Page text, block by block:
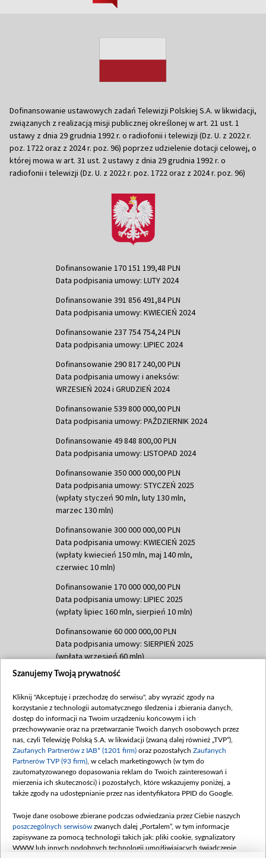
Dofinansowanie ustawowych zadań Telewizji Polskiej S.A. w likwidacji,
związanych z realizacją misji publicznej określonej w art. 21 ust. 1
ustawy z dnia 29 grudnia 1992 r. o radiofonii i telewizji (Dz. U. z 2022 r.
poz. 1722 oraz z 2024 r. poz. 96) poprzez udzielenie dotacji celowej, o
której mowa w art. 31 ust. 2 ustawy z dnia 29 grudnia 1992 r. o
radiofonii i telewizji (Dz. U. z 2022 r. poz. 1722 oraz z 2024 r. poz. 96)
Dofinansowanie 170 151 199,48 PLN
Data podpisania umowy: LUTY 2024
Dofinansowanie 391 856 491,84 PLN
Data podpisania umowy: KWIECIEŃ 2024
Dofinansowanie 237 754 754,24 PLN
Data podpisania umowy: LIPIEC 2024
Dofinansowanie 290 817 240,00 PLN
Data podpisania umowy i aneksów:
WRZESIEŃ 2024 i GRUDZIEŃ 2024
Dofinansowanie 539 800 000,00 PLN
Data podpisania umowy: PAŹDZIERNIK 2024
Dofinansowanie 49 848 800,00 PLN
Data podpisania umowy: LISTOPAD 2024
Dofinansowanie 350 000 000,00 PLN
Data podpisania umowy: STYCZEŃ 2025
(wpłaty styczeń 90 mln, luty 130 mln,
marzec 130 mln)
Dofinansowanie 300 000 000,00 PLN
Data podpisania umowy: KWIECIEŃ 2025
(wpłaty kwiecień 150 mln, maj 140 mln,
czerwiec 10 mln)
Dofinansowanie 170 000 000,00 PLN
Data podpisania umowy: LIPIEC 2025
(wpłaty lipiec 160 mln, sierpień 10 mln)
Dofinansowanie 60 000 000,00 PLN
Data podpisania umowy: SIERPIEŃ 2025
(wpłata wrzesień 60 mln)
Dofinansowanie 635 783 051,21 PLN
(wpłata wrzesień 100 mln, październik 350
mln, listopad 265 mln)
Dofinansowanie 48 862 000,00 PLN
Data podpisania umowy: GRUDZIEŃ 2025
(wpłata grudzień 60,548 mln)
Dofinansowanie 900 000 000,00 PLN
Data podpisania umowy: LUTY 2026 (wpłata
kwiecień 180 mln, 7 maja 180 mln, 8
czerwca 90 mln)
Dofinansowanie 250 000 000,00 PLN
Szanujemy Twoją prywatność
Kliknij "Akceptuję i przechodzę do serwisu", aby wyrazić zgody na
korzystanie z technologii automatycznego śledzenia i zbierania danych,
dostęp do informacji na Twoim urządzeniu końcowym i ich
przechowywanie oraz na przetwarzanie Twoich danych osobowych przez
nas, czyli Telewizję Polską S.A. w likwidacji (zwaną dalej również „TVP”),
Zaufanych Partnerów z IAB* (1201 firm) oraz pozostałych Zaufanych
Partnerów TVP (93 firm) , w celach marketingowych (w tym do
zautomatyzowanego dopasowania reklam do Twoich zainteresowań i
mierzenia ich skuteczności) i pozostałych, które wskazujemy poniżej, a
także zgody na udostępnianie przez nas identyfikatora PPID do Google.
Twoje dane osobowe zbierane podczas odwiedzania przez Ciebie naszych
poszczególnych serwisów zwanych dalej „Portalem”, w tym informacje
zapisywane za pomocą technologii takich jak: pliki cookie, sygnalizatory
WWW lub innych podobnych technologii umożliwiających świadczenie